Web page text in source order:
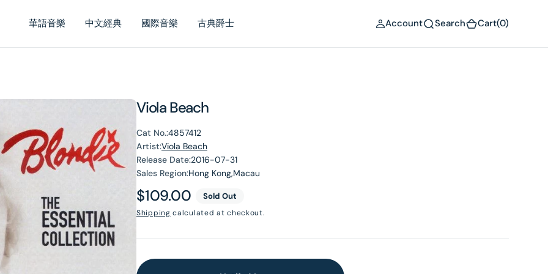
華語音樂 中文經典 國際音樂 古典爵士 Account Search Cart(0)
Viola Beach
Cat No.:4857412
Artist:Viola Beach
Release Date:2016-07-31
Sales Region:Hong Kong,Macau
Regular
price
$109.00 Sold Out
Shipping calculated at checkout.